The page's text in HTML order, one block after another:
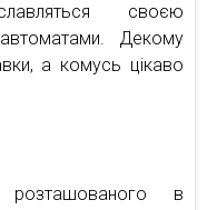
своєю
Декому
а комусь цікаво
розташованого в